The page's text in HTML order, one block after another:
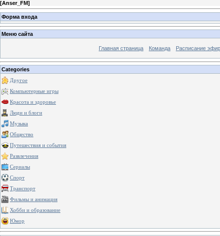
[Anser_FM]
Форма входа
Меню сайта
Главная страница Команда Расписание
Categories
Другое
Компьютерные игры
Красота и здоровье
Люди и блоги
Музыка
Общество
Путешествия и события
Развлечения
Сериалы
Спорт
Транспорт
Фильмы и анимация
Хобби и образование
Юмор